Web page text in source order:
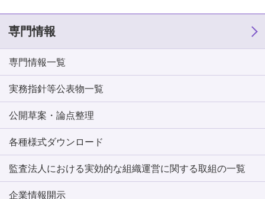
専門情報
専門情報一覧
実務指針等公表物一覧
公開草案・論点整理
各種様式ダウンロード
監査法人における実効的な組織運営に関する取組の一覧
企業情報開示